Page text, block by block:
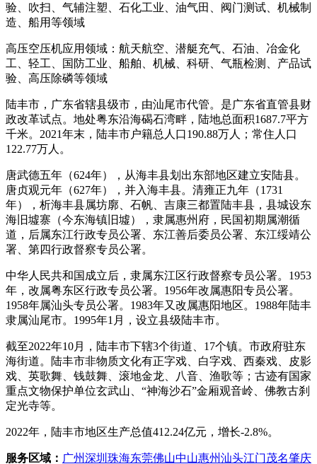
验、吹扫、气辅注塑、石化工业、油气田、阀门测试、机械制
造、船用等领域
高压空压机应用领域：航天航空、潜艇充气、石油、冶金化
工、轻工、国防工业、船舶、机械、科研、气瓶检测、产品试
验、高压除磷等领域
陆丰市，广东省辖县级市，由汕尾市代管。是广东省直管县财
政改革试点。地处粤东沿海碣石湾畔，陆地总面积1687.7平方
千米。2021年末，陆丰市户籍总人口190.88万人；常住人口
122.77万人。
唐武德五年（624年），从海丰县划出东部地区建立安陆县。
唐贞观元年（627年），并入海丰县。清雍正九年（1731
年），析海丰县属坊廓、石帆、吉康三都置陆丰县，县城设东
海旧墟寨（今东海镇旧墟），隶属惠州府，民国初期属潮循
道，后属东江行政专员公署、东江善后委员公署、东江绥靖公
署、第四行政督察专员公署。
中华人民共和国成立后，隶属东江区行政督察专员公署。1953
年，改属粤东区行政专员公署。1956年改属惠阳专员公署。
1958年属汕头专员公署。1983年又改属惠阳地区。1988年陆丰
隶属汕尾市。1995年1月，设立县级陆丰市。
截至2022年10月，陆丰市下辖3个街道、17个镇。市政府驻东
海街道。陆丰市非物质文化有正字戏、白字戏、西秦戏、皮影
戏、英歌舞、钱鼓舞、滚地金龙、八音、渔歌等；古迹有国家
重点文物保护单位玄武山、“神海沙石”金厢观音岭、佛教古刹
定光寺等。
2022年，陆丰市地区生产总值412.24亿元，增长-2.8%。
服务区域： 广州深圳 珠海东莞佛山中山惠州汕头江门茂名肇庆